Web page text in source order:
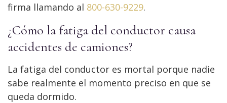
firma llamando al 800-630-9229.
¿Cómo la fatiga del conductor causa
accidentes de camiones?
La fatiga del conductor es mortal porque nadie
sabe realmente el momento preciso en que se
queda dormido.